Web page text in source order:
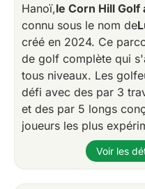
Hanoï,le Corn Hill Golf
connu sous le nom de
créé en 2024. Ce
de golf complète qui
tous niveaux. Les
défi avec des par 3
et des par 5 longs
joueurs les plus
Voir les